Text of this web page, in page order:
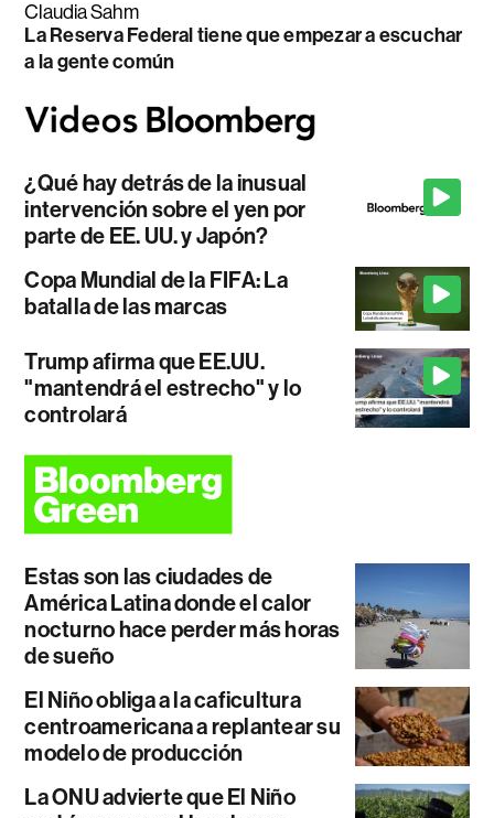
Claudia Sahm
La Reserva Federal tiene que empezar a escuchar
a la gente común
¿Qué hay detrás de la inusual
intervención sobre el yen por
parte de EE. UU. y Japón?
Copa Mundial de la FIFA: La
batalla de las marcas
Trump afirma que EE.UU.
"mantendrá el estrecho" y lo
controlará
Estas son las ciudades de
América Latina donde el calor
nocturno hace perder más horas
de sueño
El Niño obliga a la caficultura
centroamericana a replantear su
modelo de producción
La ONU advierte que El Niño